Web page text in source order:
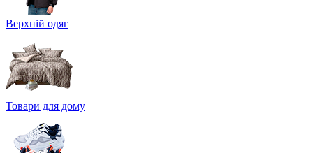
Верхній одяг
Товари для дому